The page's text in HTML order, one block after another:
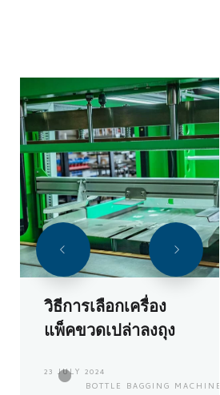
วิธีการเลือกเครื่อง
แพ็คขวดเปล่าลงถุง
23 JULY 2024
BOTTLE BAGGING MACHINE